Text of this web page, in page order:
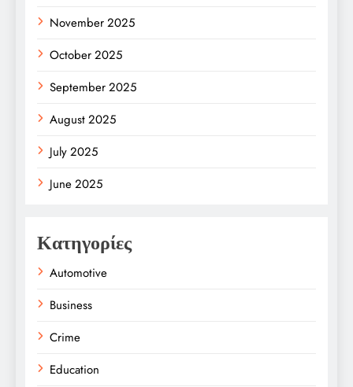
November 2025
October 2025
September 2025
August 2025
July 2025
June 2025
Κατηγορίες
Automotive
Business
Crime
Education